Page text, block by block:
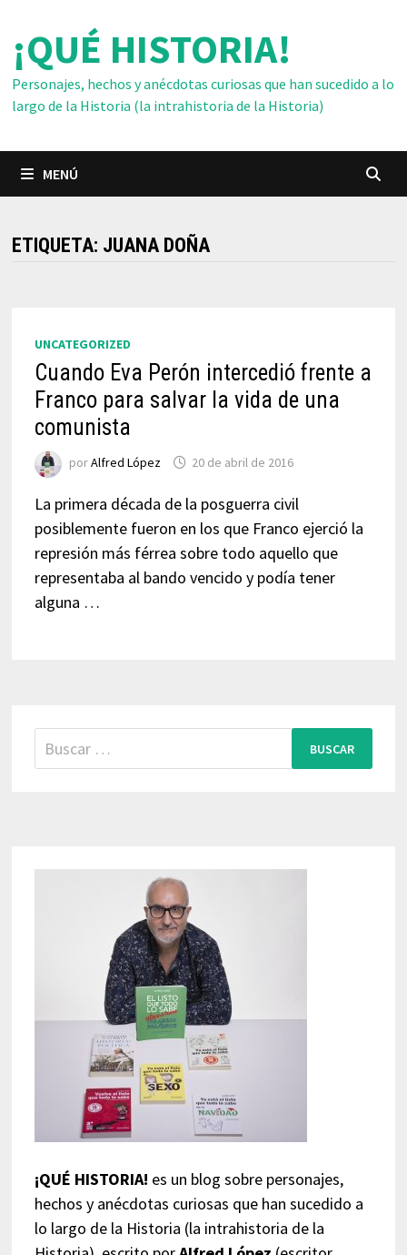
contenido
¡QUÉ HISTORIA!
Personajes, hechos y anécdotas curiosas que han sucedido a lo
largo de la Historia (la intrahistoria de la Historia)
MENÚ
ETIQUETA: JUANA DOÑA
UNCATEGORIZED
Cuando Eva Perón intercedió frente a
Franco para salvar la vida de una
comunista
porAlfred López 20 de abril de 2016
La primera década de la posguerra civil
posiblemente fueron en los que Franco ejerció la
represión más férrea sobre todo aquello que
representaba al bando vencido y podía tener
alguna …
Buscar:
¡QUÉ HISTORIA! es un blog sobre personajes,
hechos y anécdotas curiosas que han sucedido a
lo largo de la Historia (la intrahistoria de la